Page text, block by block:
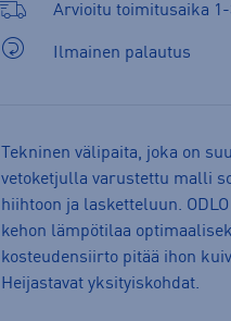
Arvioitu toimitusaika
Ilmainen palautus
Tekninen välipaita, joka on
vetoketjulla varustettu malli
hiihtoon ja lasketteluun.
kehon lämpötilaa
kosteudensiirto pitää ihon
Heijastavat yksityiskohdat.